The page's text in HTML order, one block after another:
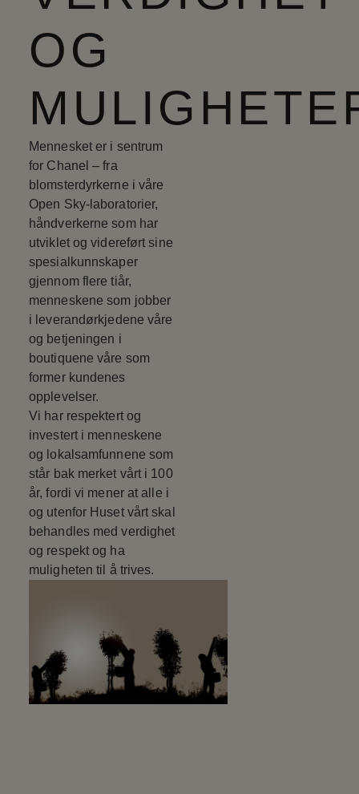
OG
Mennesket er i sentrum
for Chanel – fra
blomsterdyrkerne i våre
Open Sky-laboratorier,
håndverkerne som har
utviklet og videreført sine
spesialkunnskaper
gjennom flere tiår,
menneskene som jobber
i leverandørkjedene våre
og betjeningen i
boutiquene våre som
former kundenes
opplevelser.
Vi har respektert og
investert i menneskene
og lokalsamfunnene som
står bak merket vårt i 100
år, fordi vi mener at alle i
og utenfor Huset vårt skal
behandles med verdighet
og respekt og ha
muligheten til å trives.